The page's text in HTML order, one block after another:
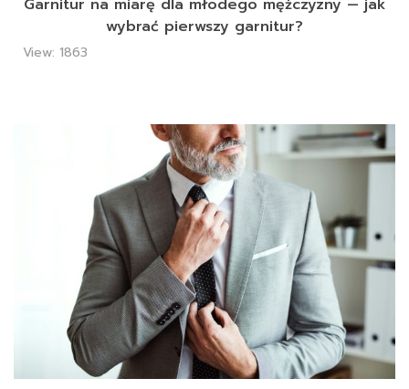
Garnitur na miarę dla młodego mężczyzny — jak
wybrać pierwszy garnitur?
View: 1863